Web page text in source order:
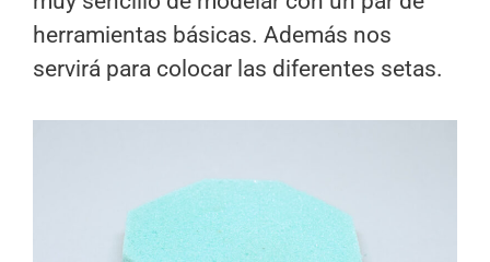
herramientas básicas. Además nos
servirá para colocar las diferentes setas.